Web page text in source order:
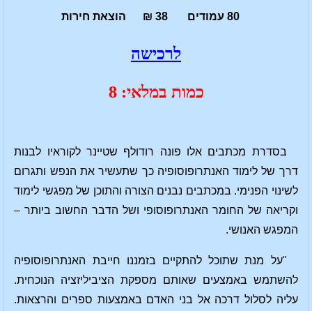
80 עמודים 38 ₪ הוצאת חירות
לרכישה
כמות במלאי: 8
בסדרת מכתבים אלו פונה רודולף שטיינר לקוראיו לבנות
דרך של לימוד האנתרופוסופיה כך שתעשיר את הנפש ותגרום
לשינוי הפנימי. במכתבים נבנים הצורה והתוכן של מפגשי לימוד
וקריאה של החומר האנתרופוסופי ושל הדבר החשוב ביותר –
המפגש האנושי.
"על מנת שתוכל להתקיים בזמננו חייבת האנתרופוסופיה
להשתמש באמצעים שאותם מספקת הציביליזציה הנוכחית.
עליה לסלול דרכה אל בני האדם באמצעות ספרים והרצאות.